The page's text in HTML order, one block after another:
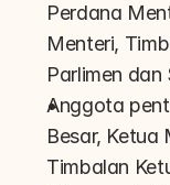
Perdana
Menteri,
Parlimen
Anggota
Besar, Ketua
Timbalan